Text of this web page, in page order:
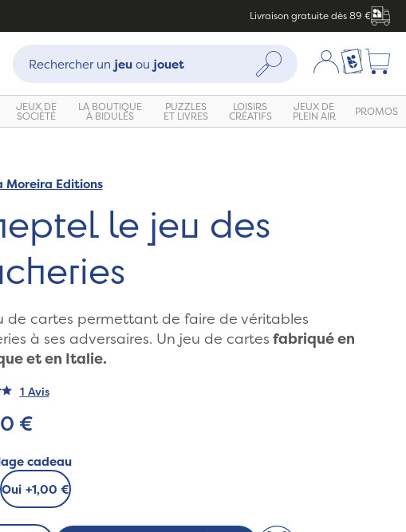
Livraison gratuite dès 89 €
Recherche :
Rechercher un jeuou jouet Rechercher Mon compte
Ma liste
JEUX DE
SOCIÉTÉ
LA BOUTIQUE
À BIDULES
PUZZLES
ET LIVRES
LOISIRS
CRÉATIFS
JEUX DE
PLEIN AIR PROMOS
Moreira Editions
le jeu des
de cartes permettant de faire de véritables
à ses adversaires. Un jeu de cartes fabriqué en
et en Italie.
1 Avis
€
cadeau
Oui +1,00 €